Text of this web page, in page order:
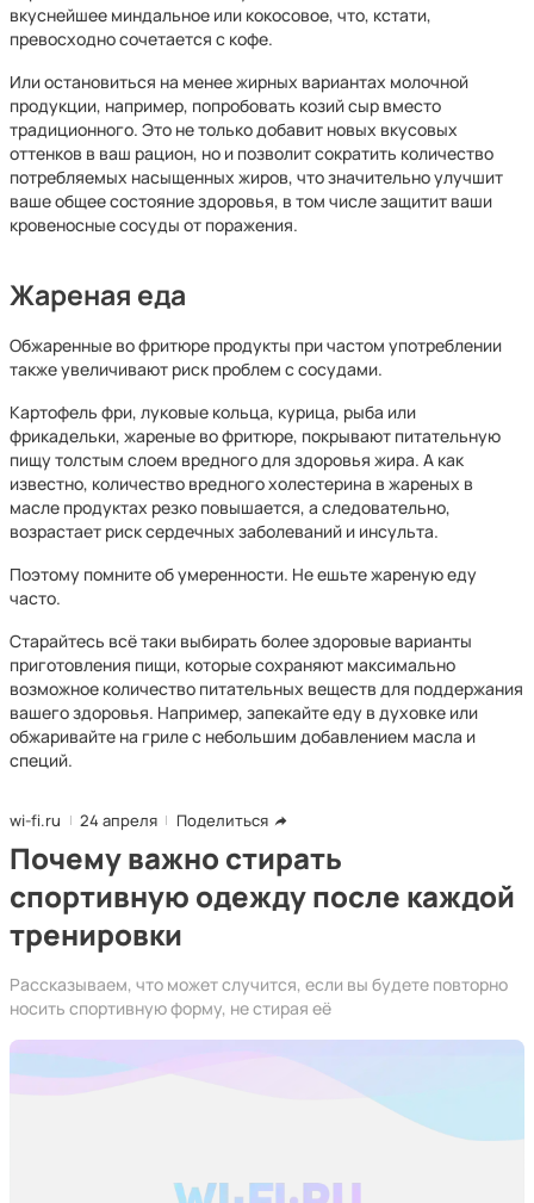
вкуснейшее миндальное или кокосовое, что, кстати,
превосходно сочетается с кофе.
Или остановиться на менее жирных вариантах молочной
продукции, например, попробовать козий сыр вместо
традиционного. Это не только добавит новых вкусовых
оттенков в ваш рацион, но и позволит сократить количество
потребляемых насыщенных жиров, что значительно улучшит
ваше общее состояние здоровья, в том числе защитит ваши
кровеносные сосуды от поражения.
Жареная еда
Обжаренные во фритюре продукты при частом употреблении
также увеличивают риск проблем с сосудами.
Картофель фри, луковые кольца, курица, рыба или
фрикадельки, жареные во фритюре, покрывают питательную
пищу толстым слоем вредного для здоровья жира. А как
известно, количество вредного холестерина в жареных в
масле продуктах резко повышается, а следовательно,
возрастает риск сердечных заболеваний и инсульта.
Поэтому помните об умеренности. Не ешьте жареную еду
часто.
Старайтесь всё таки выбирать более здоровые варианты
приготовления пищи, которые сохраняют максимально
возможное количество питательных веществ для поддержания
вашего здоровья. Например, запекайте еду в духовке или
обжаривайте на гриле с небольшим добавлением масла и
специй.
wi-fi.ru 24 апреля Поделиться
Почему важно стирать
спортивную одежду после каждой
тренировки
Рассказываем, что может случится, если вы будете повторно
носить спортивную форму, не стирая её